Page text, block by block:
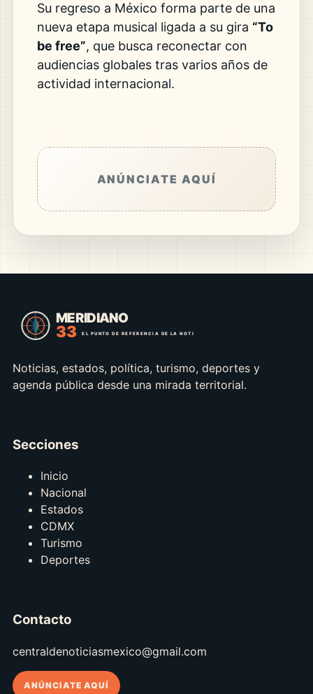
Su regreso a México forma parte de una
nueva etapa musical ligada a su gira “To
be free”, que busca reconectar con
audiencias globales tras varios años de
actividad internacional.
ANÚNCIATE AQUÍ
Noticias, estados, política, turismo, deportes y
agenda pública desde una mirada territorial.
Secciones
Inicio
Nacional
Estados
CDMX
Turismo
Deportes
Contacto
centraldenoticiasmexico@gmail.com
ANÚNCIATE AQUÍ